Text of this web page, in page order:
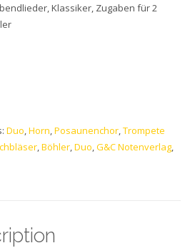
Klassiker, Zugaben für 2
Duo,Horn,Posaunenchor,Trompete
,Böhler,Duo,G&C Notenverlag,